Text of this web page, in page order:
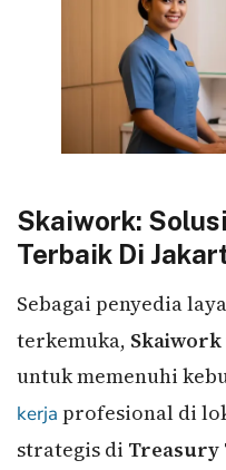
Skaiwork:
Terbaik Di
Sebagai penyedia
terkemuka, Skaiwork
untuk memenuhi
kerja profesional di
strategis di Treasury